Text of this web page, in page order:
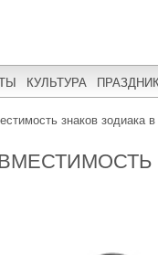
КУЛЬТУРА
знаков зодиака в